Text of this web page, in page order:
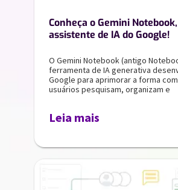
Conheça o Gemini Notebook,
assistente de IA do Google!
O Gemini Notebook (antigo
ferramenta de IA generativa
Google para aprimorar a forma
usuários pesquisam, organizam e
Leia mais